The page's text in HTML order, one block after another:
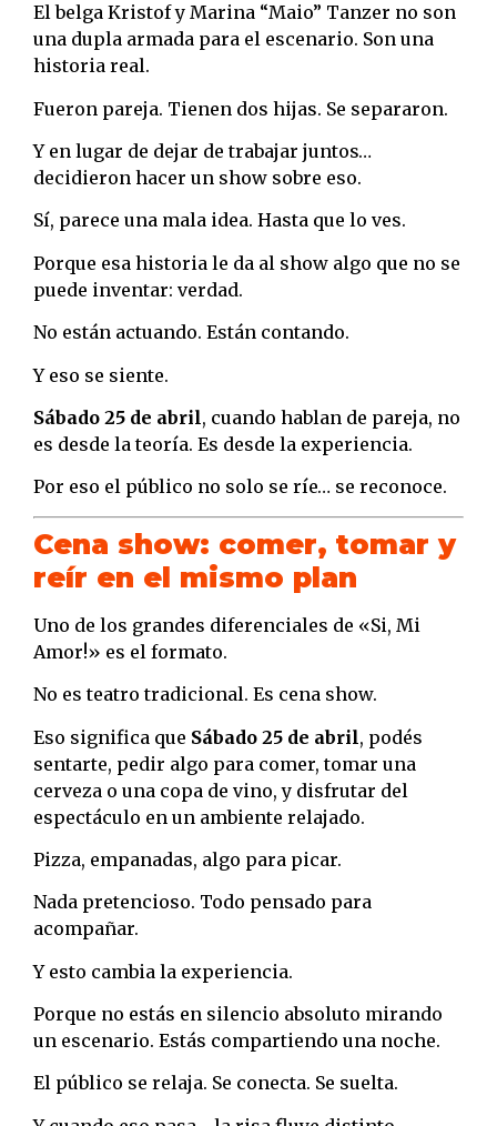
El belga Kristof y Marina “Maio” Tanzer no son
una dupla armada para el escenario. Son una
historia real.
Fueron pareja. Tienen dos hijas. Se separaron.
Y en lugar de dejar de trabajar juntos…
decidieron hacer un show sobre eso.
Sí, parece una mala idea. Hasta que lo ves.
Porque esa historia le da al show algo que no se
puede inventar: verdad.
No están actuando. Están contando.
Y eso se siente.
Sábado 25 de abril, cuando hablan de pareja, no
es desde la teoría. Es desde la experiencia.
Por eso el público no solo se ríe… se reconoce.
Cena show: comer, tomar y
reír en el mismo plan
Uno de los grandes diferenciales de «Si, Mi
Amor!» es el formato.
No es teatro tradicional. Es cena show.
Eso significa que Sábado 25 de abril, podés
sentarte, pedir algo para comer, tomar una
cerveza o una copa de vino, y disfrutar del
espectáculo en un ambiente relajado.
Pizza, empanadas, algo para picar.
Nada pretencioso. Todo pensado para
acompañar.
Y esto cambia la experiencia.
Porque no estás en silencio absoluto mirando
un escenario. Estás compartiendo una noche.
El público se relaja. Se conecta. Se suelta.